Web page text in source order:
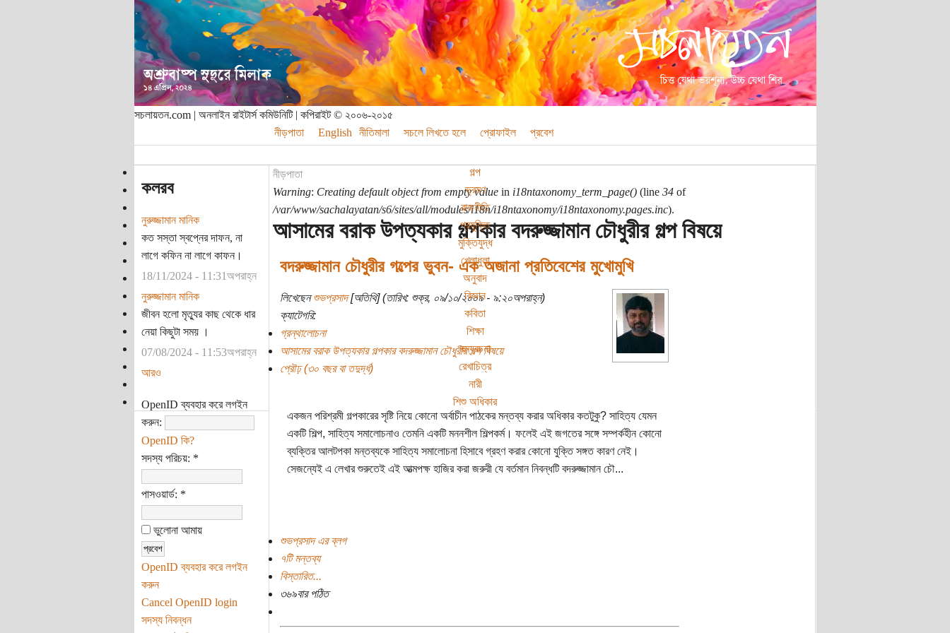
সচলায়তন.com | অনলাইন রাইটার্স কমিউনিটি | কপিরাইট © ২০০৬-২০১৫
নীড়পাতা
English নীতিমালা সচলে লিখতে হলে প্রোফাইল প্রবেশ
গল্প
ভ্রমণ
রাজনীতি
প্রযুক্তি
মুক্তিযুদ্ধ
খেলাধুলা
অনুবাদ
বিজ্ঞান
কবিতা
শিক্ষা
রম্যরচনা
রেখাচিত্র
নারী
শিশু অধিকার
কলরব
নুরুজ্জামান মানিক
কত সস্তা স্বপ্নের দাফন, না
লাগে কফিন না লাগে কাফন।
18/11/2024 - 11:31অপরাহ্ন
নুরুজ্জামান মানিক
জীবন হলো মৃত্যুর কাছ থেকে ধার
নেয়া কিছুটা সময় ।
07/08/2024 - 11:53অপরাহ্ন
আরও
OpenID ব্যবহার করে লগইন
করুন:
OpenID কি?
সদস্য পরিচয়: *
পাসওয়ার্ড: *
ভুলোনা আমায়
OpenID ব্যবহার করে লগইন
করুন
Cancel OpenID login
সদস্য নিবন্ধন
নীড়পাতা
Warning: Creating default object from empty valuein i18ntaxonomy_term_page()(line 34of
/var/www/sachalayatan/s6/sites/all/modules/i18n/i18ntaxonomy/i18ntaxonomy.pages.inc).
আসামের বরাক উপত্যকার গল্পকার বদরুজ্জামান চৌধুরীর গল্প বিষয়ে
বদরুজ্জামান চৌধুরীর গল্পের ভুবন- এক অজানা প্রতিবেশের মুখোমুখি
লিখেছেনশুভপ্রসাদ[অতিথি] (তারিখ: শুক্র, ০৯/১০/২০০৯ - ৯:২০অপরাহ্ন)
ক্যাটেগরি:
গ্রন্থালোচনা
আসামের বরাক উপত্যকার গল্পকার বদরুজ্জামান চৌধুরীর গল্প বিষয়ে
প্রৌঢ় (৩০ বছর বা তদুর্দ্ধ)
একজন পরিশ্রমী গল্পকারের সৃষ্টি নিয়ে কোনো অর্বাচীন পাঠকের মন্তব্য করার অধিকার কতটুকু? সাহিত্য যেমন
একটি শিল্প, সাহিত্য সমালোচনাও তেমনি একটি মননশীল শিল্পকর্ম। ফলেই এই জগতের সঙ্গে সম্পর্কহীন কোনো
ব্যক্তির আলটপকা মন্তব্যকে সাহিত্য সমালোচনা হিসাবে গ্রহণ করার কোনো যুক্তি সঙ্গত কারণ নেই।
সেজন্যেই এ লেখার শুরুতেই এই আত্মপক্ষ হাজির করা জরুরী যে বর্তমান নিবন্ধটি বদরুজ্জামান চৌ...
শুভপ্রসাদ এর ব্লগ
৭টি মন্তব্য
বিস্তারিত...
৩৬৯বার পঠিত